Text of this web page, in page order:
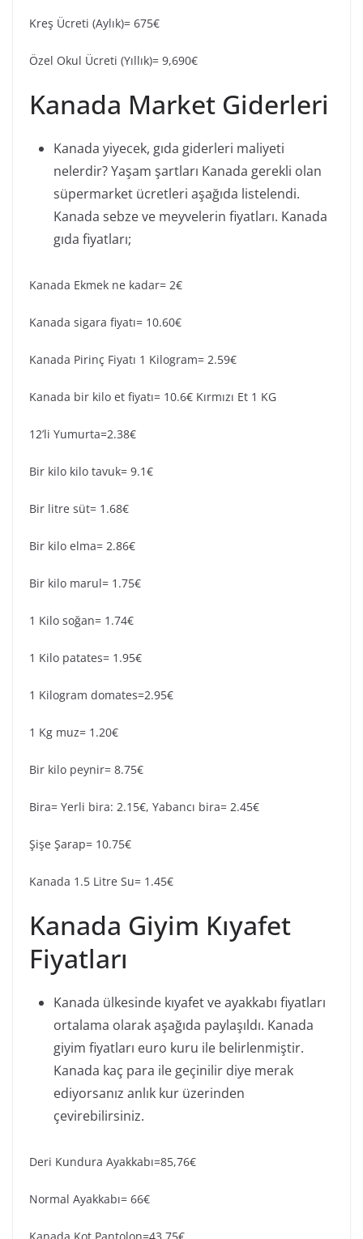
Kreş Ücreti (Aylık)= 675€
Özel Okul Ücreti (Yıllık)= 9,690€
Kanada Market Giderleri
Kanada yiyecek, gıda giderleri maliyeti
nelerdir? Yaşam şartları Kanada gerekli olan
süpermarket ücretleri aşağıda listelendi.
Kanada sebze ve meyvelerin fiyatları. Kanada
gıda fiyatları;
Kanada Ekmek ne kadar= 2€
Kanada sigara fiyatı= 10.60€
Kanada Pirinç Fiyatı 1 Kilogram= 2.59€
Kanada bir kilo et fiyatı= 10.6€ Kırmızı Et 1 KG
12’li Yumurta=2.38€
Bir kilo kilo tavuk= 9.1€
Bir litre süt= 1.68€
Bir kilo elma= 2.86€
Bir kilo marul= 1.75€
1 Kilo soğan= 1.74€
1 Kilo patates= 1.95€
1 Kilogram domates=2.95€
1 Kg muz= 1.20€
Bir kilo peynir= 8.75€
Bira= Yerli bira: 2.15€, Yabancı bira= 2.45€
Şişe Şarap= 10.75€
Kanada 1.5 Litre Su= 1.45€
Kanada Giyim Kıyafet
Fiyatları
Kanada ülkesinde kıyafet ve ayakkabı fiyatları
ortalama olarak aşağıda paylaşıldı. Kanada
giyim fiyatları euro kuru ile belirlenmiştir.
Kanada kaç para ile geçinilir diye merak
ediyorsanız anlık kur üzerinden
çevirebilirsiniz.
Deri Kundura Ayakkabı=85,76€
Normal Ayakkabı= 66€